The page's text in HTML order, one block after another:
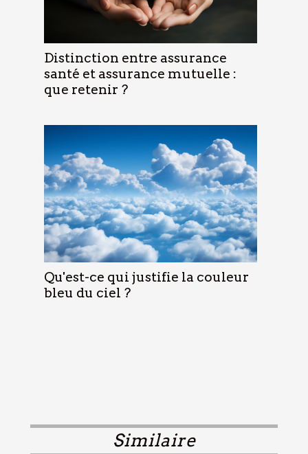
Distinction entre assurance
santé et assurance mutuelle :
que retenir ?
Qu'est-ce qui justifie la couleur
bleu du ciel ?
Similaire